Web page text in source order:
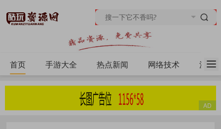
首页 手游大全 热点新闻 网络技术 源码